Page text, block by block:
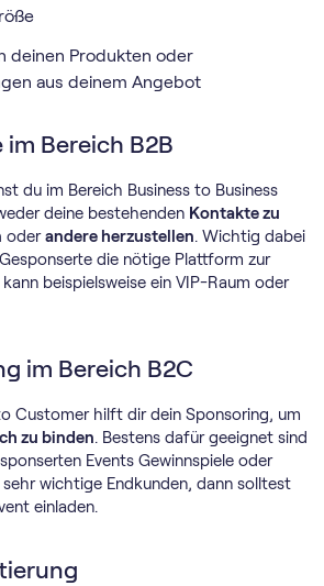
deinen Produkten oder
aus deinem Angebot
Bereich B2B
du im Bereich Business to Business
deine bestehenden Kontakte zu
oderandere herzustellen. Wichtig dabei
die nötige Plattform zur
beispielsweise ein VIP-Raum oder
im Bereich B2C
Customer hilft dir dein Sponsoring, um
zu binden. Bestens dafür geeignet sind
Events Gewinnspiele oder
sehr wichtige Endkunden, dann solltest
einladen.